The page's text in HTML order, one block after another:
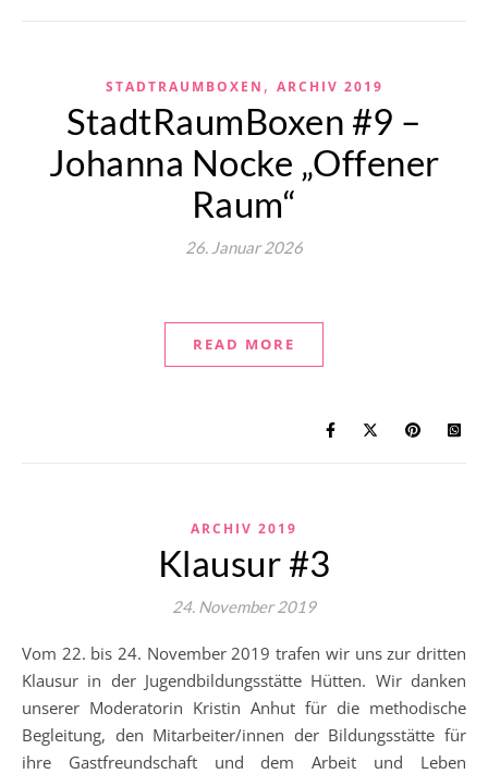
STADTRAUMBOXEN , ARCHIV 2019
StadtRaumBoxen #9 –
Johanna Nocke „Offener
Raum“
26. Januar 2026
READ MORE
ARCHIV 2019
Klausur #3
24. November 2019
Vom 22. bis 24. November 2019 trafen wir uns zur dritten
Klausur in der Jugendbildungsstätte Hütten. Wir danken
unserer Moderatorin Kristin Anhut für die methodische
Begleitung, den Mitarbeiter/innen der Bildungsstätte für
ihre Gastfreundschaft und dem Arbeit und Leben